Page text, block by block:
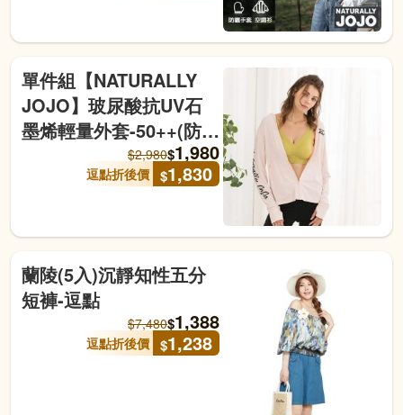
單件組【NATURALLY
JOJO】玻尿酸抗UV石
墨烯輕量外套-50++(防
曬/玻尿酸/抗UV/透氣排
汗/不挑身形)-逗點
$2,980$1,980
逗點折後價 $1,830
蘭陵(5入)沉靜知性五分
短褲-逗點
$7,480$1,388
逗點折後價 $1,238